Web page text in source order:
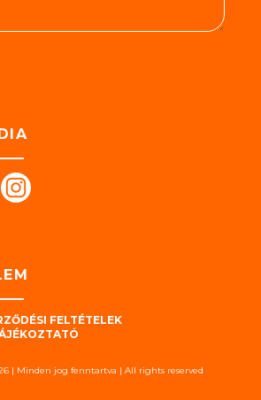
FELTÉTELEK
| Minden jog fenntartva | All rights reserved